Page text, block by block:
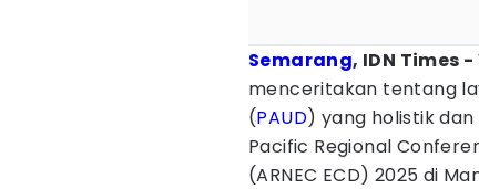
Semarang, IDN Times -
menceritakan tentang
(PAUD) yang holistik
Pacific Regional
(ARNEC ECD) 2025 di